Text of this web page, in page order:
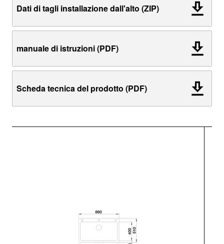
Dati di tagli installazione dall'alto (ZIP)
manuale di istruzioni (PDF)
Scheda tecnica del prodotto (PDF)